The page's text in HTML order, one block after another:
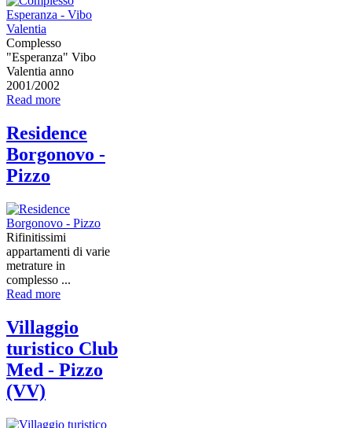
Complesso
"Esperanza" Vibo
Valentia anno
2001/2002
Read more
Residence
Borgonovo -
Pizzo
Rifinitissimi
appartamenti di varie
metrature in
complesso ...
Read more
Villaggio
turistico Club
Med - Pizzo
(VV)